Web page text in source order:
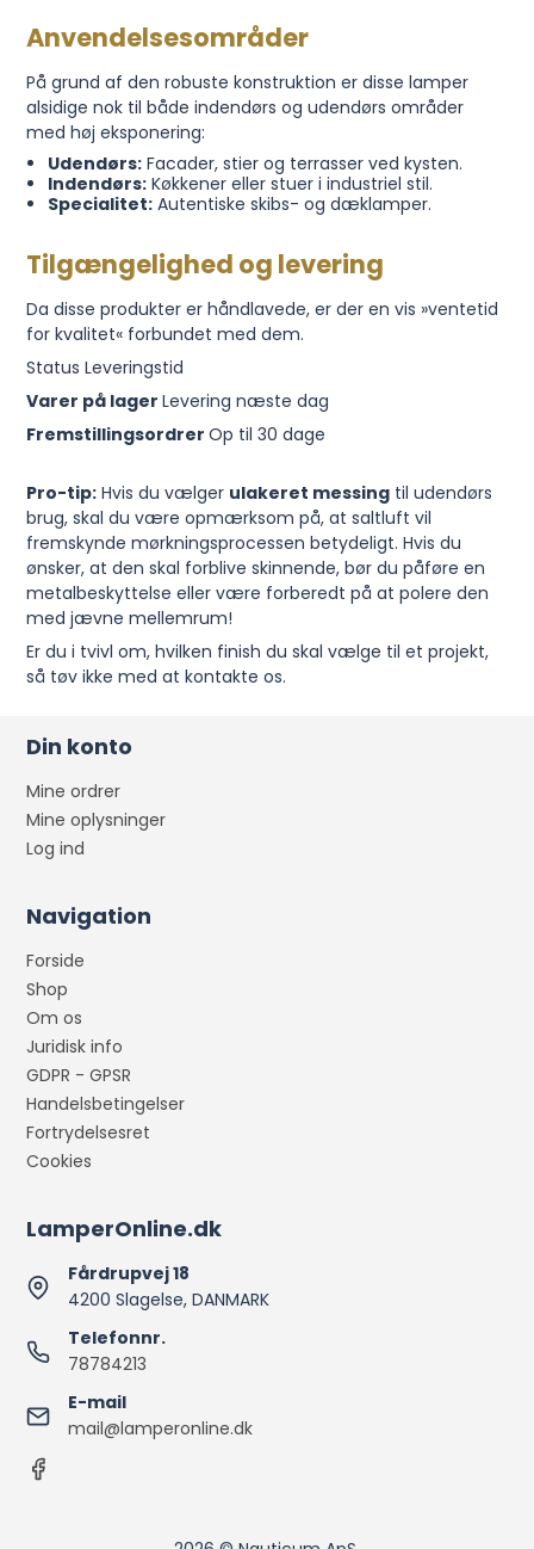
Anvendelsesområder
På grund af den robuste konstruktion er disse lamper
alsidige nok til både indendørs og udendørs områder
med høj eksponering:
Udendørs:Facader, stier og terrasser ved kysten.
Indendørs:Køkkener eller stuer i industriel stil.
Specialitet:Autentiske skibs- og dæklamper.
Tilgængelighed og levering
Da disse produkter er håndlavede, er der en vis »ventetid
for kvalitet« forbundet med dem.
Status Leveringstid
Varer på lagerLevering næste dag
FremstillingsordrerOp til 30 dage
Pro-tip: Hvis du vælger ulakeret messing til udendørs
brug, skal du være opmærksom på, at saltluft vil
fremskynde mørkningsprocessen betydeligt. Hvis du
ønsker, at den skal forblive skinnende, bør du påføre en
metalbeskyttelse eller være forberedt på at polere den
med jævne mellemrum!
Er du i tvivl om, hvilken finish du skal vælge til et projekt,
så tøv ikke med at kontakte os.
Din konto
Mine ordrer
Mine oplysninger
Log ind
Navigation
Forside
Shop
Om os
Juridisk info
GDPR - GPSR
Handelsbetingelser
Fortrydelsesret
Cookies
LamperOnline.dk
Fårdrupvej 18
4200 Slagelse, DANMARK
Telefonnr.
78784213
E-mail
mail@lamperonline.dk